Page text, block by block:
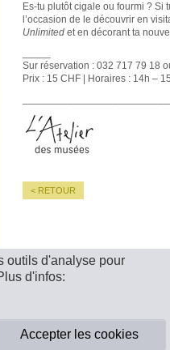
outils d'analyse pour
d'infos:
Accepter les cookies
Es-tu plutôt cigale ou fourmi ? Si
l’occasion de le découvrir en
Unlimited et en décorant ta
Sur réservation : 032 717 79 18
Prix : 15 CHF | Horaires : 14h –
< RETOUR